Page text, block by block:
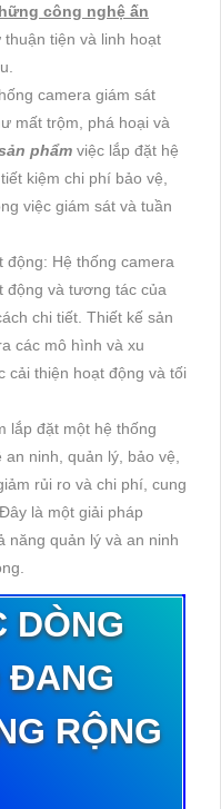
công nghệ ấn
thuận tiện và linh hoạt
camera giám sát
mất trộm, phá hoại và
phẩm việc lắp đặt hệ
kiệm chi phí bảo vệ,
việc giám sát và tuần
động: Hệ thống camera
động và tương tác của
chi tiết. Thiết kế sản
các mô hình và xu
cải thiện hoạt động và tối
lắp đặt một hệ thống
ninh, quản lý, bảo vệ,
rủi ro và chi phí, cung
là một giải pháp
năng quản lý và an ninh
DÒNG
ĐANG
RỘNG